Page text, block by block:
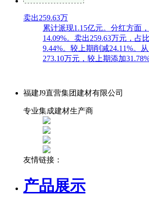
卖出259.63万
累计派现1.15亿元。分红方面
14.09%。卖出259.63万元，占
9.44%。较上期削减24.11%。
273.10万元，较上期添加
福建J9直营集团建材有限公司
专业集成建材生产商
友情链接：
产品展示